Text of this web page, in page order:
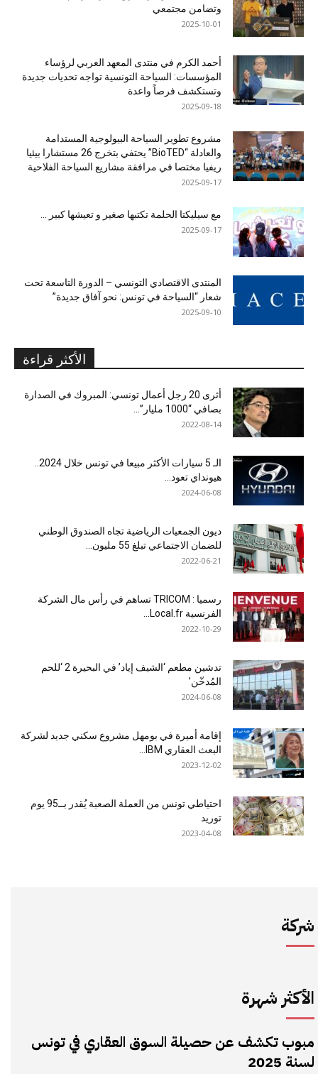
وتضامن مجتمعي
2025-10-01
أحمد الكرم في منتدى المعهد العربي لرؤساء
المؤسسات: السياحة التونسية تواجه تحديات جديدة
وتستكشف فرصاً واعدة
2025-09-18
مشروع تطوير السياحة البيولوجية المستدامة
والعادلة “BioTED” يحتفي بتخرج 26 مستشارا بيئيا
ريفيا مختصا في مرافقة مشاريع السياحة الفلاحية
2025-09-17
مع سيليكتا الحلمة تكتبها صغير و تعيشها كبير …
2025-09-17
المنتدى الاقتصادي التونسي – الدورة التاسعة تحت
شعار “السياحة في تونس: نحو آفاق جديدة”
2025-09-10
الأكثر قراءة
أثرى 20 رجل أعمال تونسي: المبروك في الصدارة
بصافي “1000 مليار”...
2022-08-14
الـ 5 سيارات الأكثر مبيعا في تونس خلال 2024..
هيونداي تعود...
2024-06-08
ديون الجمعيات الرياضية تجاه الصندوق الوطني
للضمان الاجتماعي تبلغ 55 مليون...
2022-06-21
رسميا : TRICOM تساهم في رأس مال الشركة
الفرنسية Local.fr...
2022-10-29
تدشين مطعم ‘الشيف إياد’ في البحيرة 2 ‘للحم
المُدخّن’
2024-06-08
إقامة أميرة في بومهل مشروع سكني جديد لشركة
البعث العقاري IBM...
2023-12-02
احتياطي تونس من العملة الصعبة يُقدر بــ95 يوم
توريد
2023-04-08
شركة
الأكثر شهرة
مبوب تكشف عن حصيلة السوق العقاري في تونس
لسنة 2025